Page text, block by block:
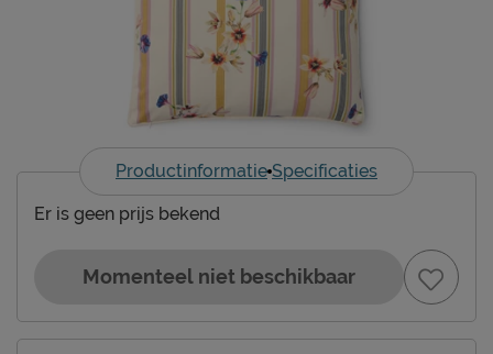
Productinformatie Specificaties
Er is geen prijs bekend
Momenteel niet beschikbaar